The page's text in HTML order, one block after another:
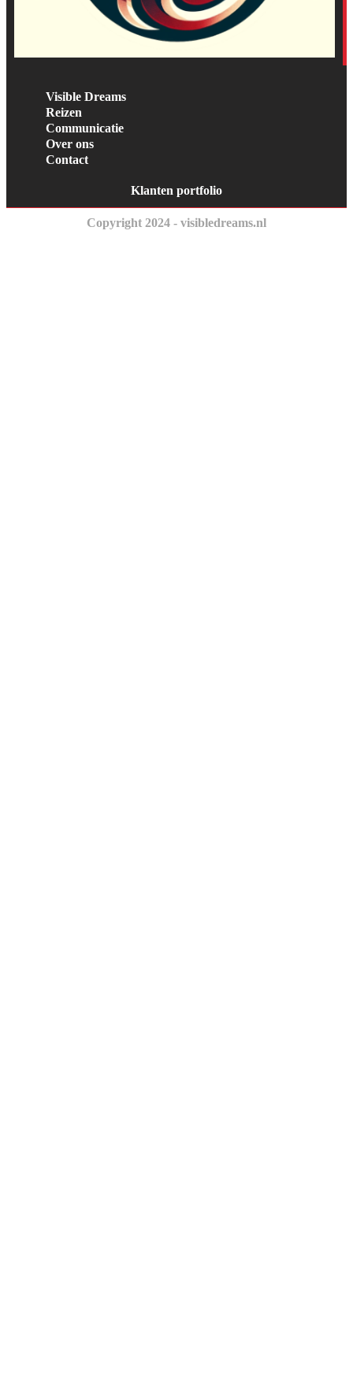
Visible Dreams
Reizen
Communicatie
Over ons
Contact
Klanten portfolio
Copyright 2024 - visibledreams.nl